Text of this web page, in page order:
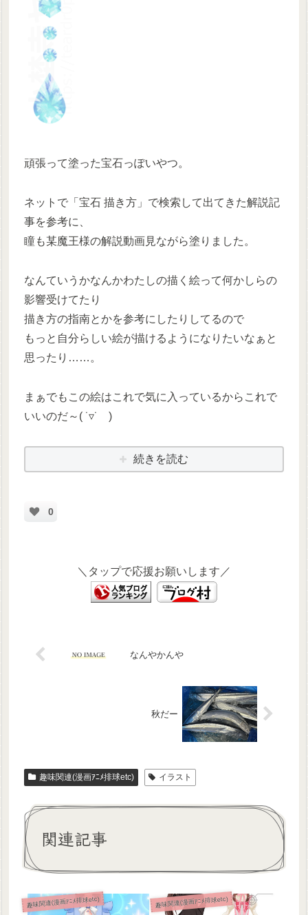
頑張って塗った宝石っぽいやつ。
ネットで「宝石 描き方」で検索して出てきた解説記
事を参考に、
瞳も某魔王様の解説動画見ながら塗りました。
なんていうかなんかわたしの描く絵って何かしらの
影響受けてたり
描き方の指南とかを参考にしたりしてるので
もっと自分らしい絵が描けるようになりたいなぁと
思ったり……。
まぁでもこの絵はこれで気に入っているからこれで
いいのだ～( ˙▿˙ )
続きを読む
0
＼タップで応援お願いします／
なんやかんや
秋だー
趣味関連(漫画ｱﾆﾒ排球etc) イラスト
関連記事
趣味関連(漫画ｱﾆﾒ排球etc) 趣味関連(漫画ｱﾆﾒ排球etc)